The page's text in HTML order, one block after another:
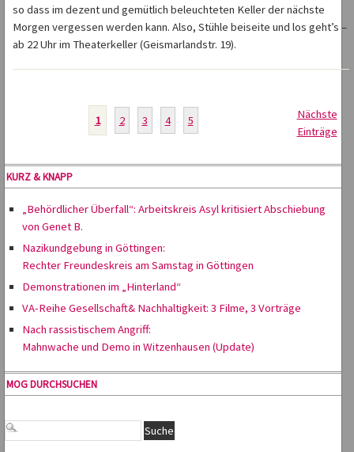
so dass im dezent und gemütlich beleuchteten Keller der nächste
Morgen vergessen werden kann. Also, Stühle beiseite und los geht’s –
ab 22 Uhr im Theaterkeller (Geismarlandstr. 19).
1 2 3 4 5
Nächste
Einträge
KURZ & KNAPP
„Behördlicher Überfall“: Arbeitskreis Asyl kritisiert Abschiebung
von Genet B.
Nazikundgebung in Göttingen:
Rechter Freundeskreis am Samstag in Göttingen
Demonstrationen im „Hinterland“
VA-Reihe Gesellschaft& Nachhaltigkeit: 3 Filme, 3 Vorträge
Nach rassistischem Angriff:
Mahnwache und Demo in Witzenhausen (Update)
MOG DURCHSUCHEN